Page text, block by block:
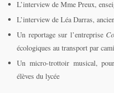
L’interview de Mme Preux,
L’interview de Léa Darras,
Un reportage sur l’entreprise
écologiques au transport par
Un micro-trottoir musical,
élèves du lycée